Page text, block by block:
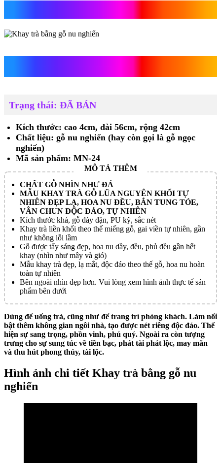
Trạng thái: ĐÃ BÁN
Kích thước: cao 4cm, dài 56cm, rộng 42cm
Chất liệu: gỗ nu nghiến (hay còn gọi là gỗ ngọc
nghiến)
Mã sản phẩm: MN-24
CHẤT GỖ NHÌN NHƯ ĐÁ
MẪU KHAY TRÀ GỖ LŨA NGUYÊN KHỐI TỰ
NHIÊN ĐẸP LẠ, HOA NU ĐỀU, BẮN TUNG TÓE,
VÂN CHUN ĐỘC ĐÁO, TỰ NHIÊN
Kích thước khá, gỗ dày dặn, PU kỹ, sắc nét
Khay trà liền khối theo thế miếng gỗ, gai viền tự nhiên, gần
như không lỗi lầm
Gỗ được tẩy sáng đẹp, hoa nu dầy, đều, phủ đều gần hết
khay (nhìn như mây và gió)
Mẫu khay trà đẹp, lạ mắt, độc đáo theo thế gỗ, hoa nu hoàn
toàn tự nhiên
Bên ngoài nhìn đẹp hơn. Vui lòng xem hình ảnh thực tế sản
phẩm bên dưới
Dùng để uống trà, cũng như để trang trí phòng khách. Làm nổi
bật thêm không gian ngôi nhà, tạo được nét riêng độc đáo. Thể
hiện sự sang trọng, phồn vinh, phú quý. Ngoài ra còn tượng
trưng cho sự sung túc về tiền bạc, phát tài phát lộc, may mắn
và thu hút phong thủy, tài lộc.
Hình ảnh chi tiết Khay trà bằng gỗ nu
nghiến